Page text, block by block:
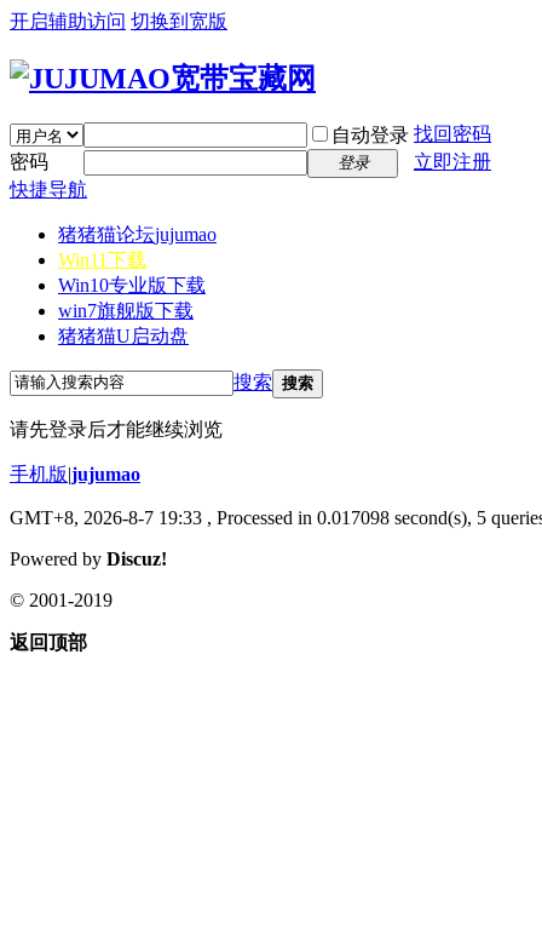
开启辅助访问 切换到宽版
自动登录 找回密码
密码
登录
立即注册
快捷导航
猪猪猫论坛jujumao
Win11下载
Win10专业版下载
win7旗舰版下载
猪猪猫U启动盘
搜索 搜索
请先登录后才能继续浏览
手机版|jujumao
GMT+8, 2026-8-7 19:33 , Processed in 0.017098 second(s), 5
Powered by Discuz!
© 2001-2019
返回顶部